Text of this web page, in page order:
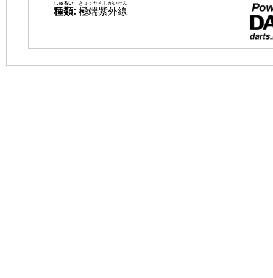
種類
しゅるい
: 極端紫外線
きょくたんしがいせん